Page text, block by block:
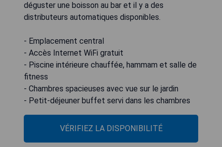
déguster une boisson au bar et il y a des
distributeurs automatiques disponibles.
- Emplacement central
- Accès Internet WiFi gratuit
- Piscine intérieure chauffée, hammam et salle de
fitness
- Chambres spacieuses avec vue sur le jardin
- Petit-déjeuner buffet servi dans les chambres
VÉRIFIEZ LA DISPONIBILITÉ